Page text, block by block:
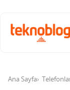
Ana Sayfa